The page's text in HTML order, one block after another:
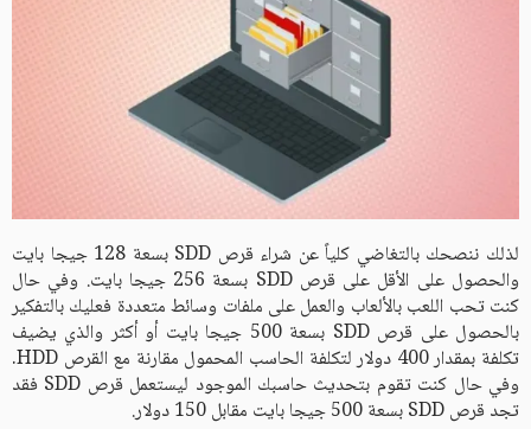
لذلك ننصحك بالتغاضي كلياً عن شراء قرص SDD بسعة 128 جيجا بايت
والحصول على الأقل على قرص SDD بسعة 256 جيجا بايت. وفي حال
كنت تحب اللعب بالألعاب والعمل على ملفات وسائط متعددة فعليك بالتفكير
بالحصول على قرص SDD بسعة 500 جيجا بايت أو أكثر والذي يضيف
تكلفة بمقدار 400 دولار لتكلفة الحاسب المحمول مقارنة مع القرص HDD.
وفي حال كنت تقوم بتحديث حاسبك الموجود ليستعمل قرص SDD فقد
تجد قرص SDD بسعة 500 جيجا بايت مقابل 150 دولار.